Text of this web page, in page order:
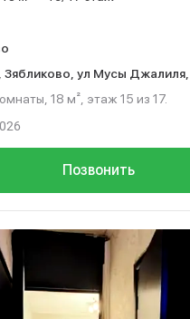
Зябликово, ул Мусы Джалиля,
18 м², этаж 15 из 17.
Позвонить